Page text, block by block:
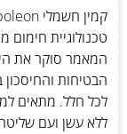
טכנולוגיית
המאמר סוקר את
הבטיחות
לכל חלל. מתאים
ללא עשן ועם